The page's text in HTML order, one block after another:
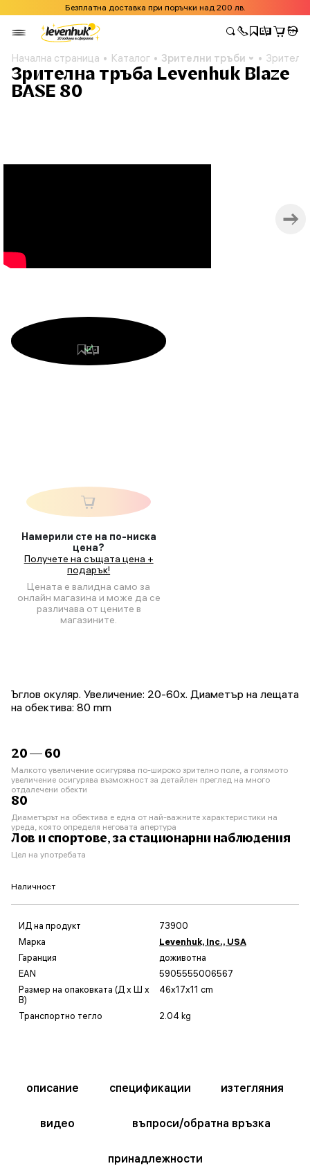
Безплатна доставка при поръчки над 200 лв.
Начална страница Каталог Зрителни тръби
Зрителна тръба Levenhuk Blaze
BASE 80
Намерили сте на по-ниска
цена?
Получете на същата цена +
подарък!
Цената е валидна само за
онлайн магазина и може да се
различава от цените в
магазините.
Ъглов окуляр. Увеличение: 20-60x. Диаметър на лещата
на обектива: 80 mm
20 — 60
Малкото увеличение осигурява по-широко зрително поле, а голямото
увеличение осигурява възможност за детайлен преглед на много
отдалечени обекти
80
Диаметърът на обектива е една от най-важните характеристики на
уреда, която определя неговата апертура
Лов и спортове, за стационарни наблюдения
Цел на употребата
Наличност
ИД на продукт
73900
Марка
Levenhuk, Inc., USA
Гаранция
доживотна
EAN
5905555006567
Размер на опаковката (Д x Ш x
В)
46x17x11 cm
Транспортно тегло 2.04 kg
описание спецификации изтегляния
видео въпроси/обратна връзка
принадлежности